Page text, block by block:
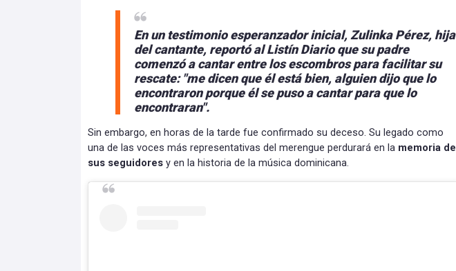
En un testimonioesperanzador inicial, Zulinka Pérez, hija
del cantante, reportó al Listín Diario que su padre
comenzó a cantar entre los escombros para facilitar su
rescate: "me dicen que él está bien, alguien dijo que lo
encontraron porque él se puso a cantar para que lo
encontraran".
Sin embargo, en horas de la tarde fue confirmado su deceso. Su legado como
una de las voces más representativas del merengue perdurará en la memoria de
sus seguidores y en la historia de la música dominicana.